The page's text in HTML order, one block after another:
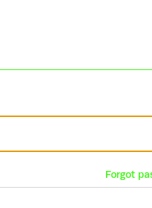
Forgot